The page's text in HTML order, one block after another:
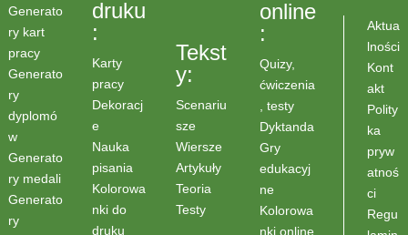
Generato
ry kart
pracy
Generato
ry
dyplomó
w
Generato
ry medali
Generato
ry
druku
:
Karty
pracy
Dekoracj
e
Nauka
pisania
Kolorowa
nki do
druku
Tekst
y:
Scenariu
sze
Wiersze
Artykuły
Teoria
Testy
online
:
Quizy,
ćwiczenia
, testy
Dyktanda
Gry
edukacyj
ne
Kolorowa
nki online
Aktua
lności
Kont
akt
Polity
ka
pryw
atnoś
ci
Regu